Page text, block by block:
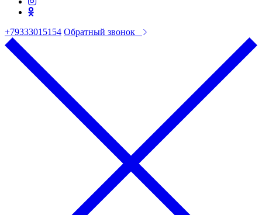
+79333015154 Обратный звонок